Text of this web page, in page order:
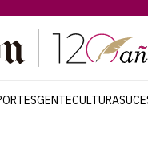
GENTECULTURA